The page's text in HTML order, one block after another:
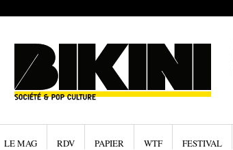
LE MAG RDV PAPIER WTF FESTIVAL